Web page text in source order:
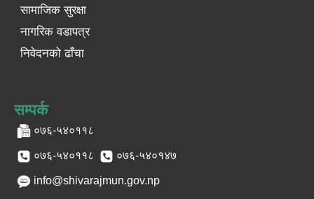
सामाजिक सुरक्षा
नागरिक वडापत्र
निवेदनको ढाँचा
सम्पर्क
०७६-५४०११८
०७६-५४०११८ ०७६-५४०१४७
info@shivarajmun.gov.np